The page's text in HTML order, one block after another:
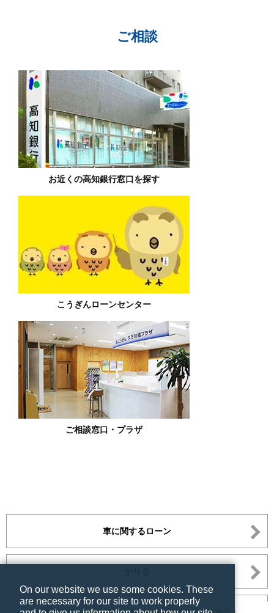
ご相談
お近くの高知銀行窓口を探す
こうぎんローンセンター
ご相談窓口・プラザ
車に関するローン
On our website we use some cookies. These
are necessary for our site to work properly